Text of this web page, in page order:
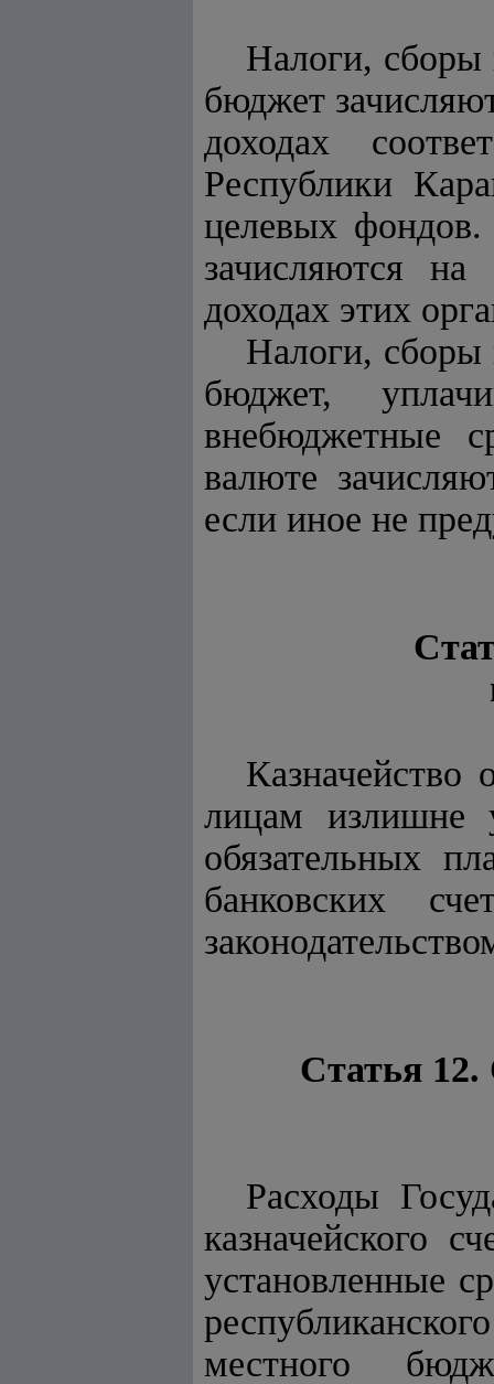
Налоги, сборы
бюджет
доходах
Республики
целевых
зачисляются
доходах этих
Налоги, сборы
бюджет,
внебюджетные
валюте
если иное не
Казначейство
лицам излишне
обязательных
банковских
Статья 12.
Расходы
казначейского
установленные
местного